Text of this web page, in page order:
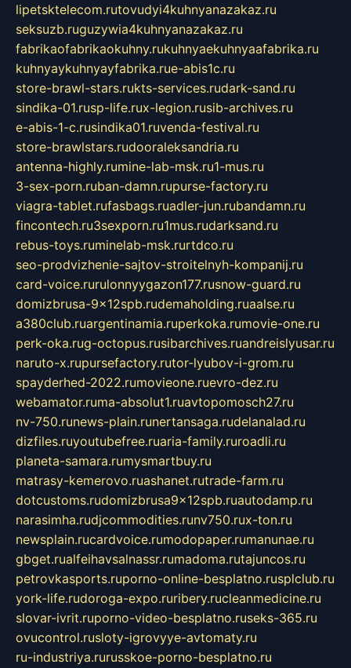
lipetsktelecom.rutovudyi4kuhnyanazakaz.ru
seksuzb.ruguzywia4kuhnyanazakaz.ru
fabrikaofabrikaokuhny.rukuhnyaekuhnyaafabrika.ru
kuhnyaykuhnyayfabrika.rue-abis1c.ru
store-brawl-stars.rukts-services.rudark-sand.ru
sindika-01.rusp-life.rux-legion.rusib-archives.ru
e-abis-1-c.rusindika01.ruvenda-festival.ru
store-brawlstars.rudooraleksandria.ru
antenna-highly.rumine-lab-msk.ru1-mus.ru
3-sex-porn.ruban-damn.rupurse-factory.ru
viagra-tablet.rufasbags.ruadler-jun.rubandamn.ru
fincontech.ru3sexporn.ru1mus.rudarksand.ru
rebus-toys.ruminelab-msk.rurtdco.ru
seo-prodvizhenie-sajtov-stroitelnyh-kompanij.ru
card-voice.rurulonnyygazon177.rusnow-guard.ru
domizbrusa-9x12spb.rudemaholding.ruaalse.ru
a380club.ruargentinamia.ruperkoka.rumovie-one.ru
perk-oka.rug-octopus.rusibarchives.ruandreislyusar.ru
naruto-x.rupursefactory.rutor-lyubov-i-grom.ru
spayderhed-2022.rumovieone.ruevro-dez.ru
webamator.ruma-absolut1.ruavtopomosch27.ru
nv-750.runews-plain.runertansaga.rudelanalad.ru
dizfiles.ruyoutubefree.ruaria-family.ruroadli.ru
planeta-samara.rumysmartbuy.ru
matrasy-kemerovo.ruashanet.rutrade-farm.ru
dotcustoms.rudomizbrusa9x12spb.ruautodamp.ru
narasimha.rudjcommodities.runv750.rux-ton.ru
newsplain.rucardvoice.rumodopaper.rumanunae.ru
gbget.rualfeihavsalnassr.rumadoma.rutajuncos.ru
petrovkasports.ruporno-online-besplatno.rusplclub.ru
york-life.rudoroga-expo.ruribery.rucleanmedicine.ru
slovar-ivrit.ruporno-video-besplatno.ruseks-365.ru
ovucontrol.rusloty-igrovyye-avtomaty.ru
ru-industriya.rurusskoe-porno-besplatno.ru